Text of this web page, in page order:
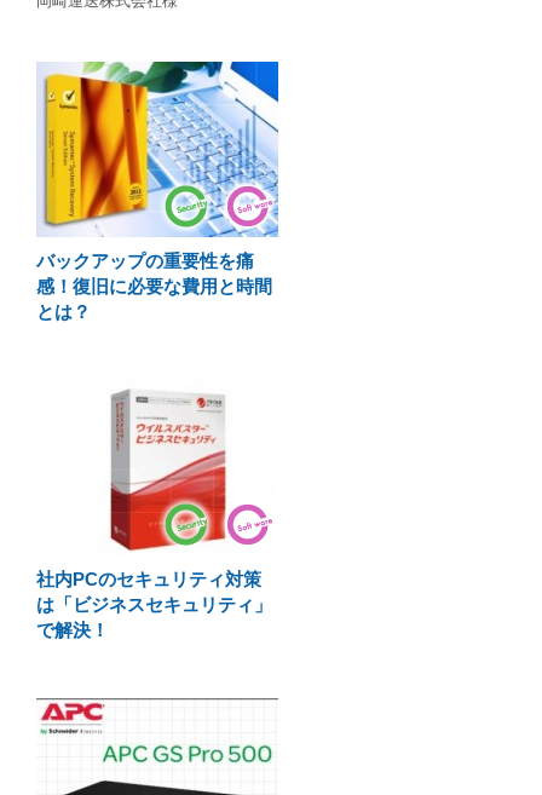
バックアップの重要性を痛
感！復旧に必要な費用と時間
とは？
社内PCのセキュリティ対策
は「ビジネスセキュリティ」
で解決！